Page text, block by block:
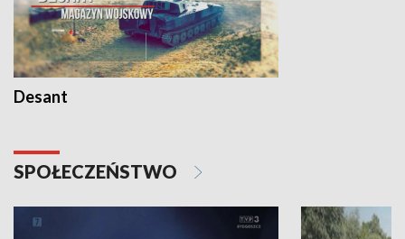
Desant
SPOŁECZEŃSTWO